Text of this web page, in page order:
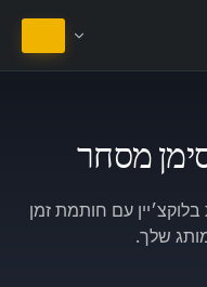
מסחר
עם חותמת זמן
שלך.